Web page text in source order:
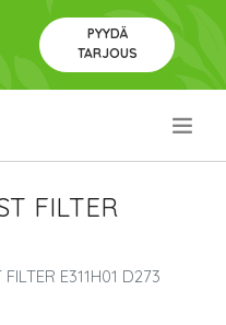
PYYDÄ
TARJOUS
FILTER
E311H01 D273